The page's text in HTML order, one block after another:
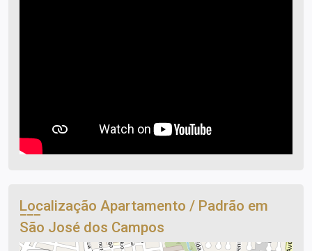
Localização Apartamento / Padrão em
São José dos Campos